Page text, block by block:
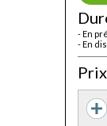
- En
- En